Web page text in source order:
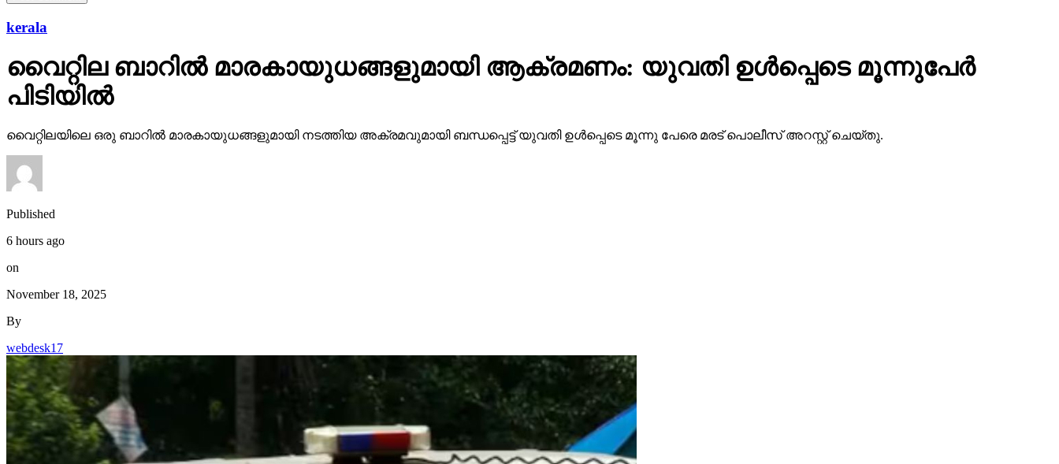
kerala
വൈറ്റില ബാറില്‍ മാരകായുധങ്ങളുമായി ആക്രമണം: യുവതി ഉള്‍പ്പെടെ മൂന്നുപേര്‍
പിടിയില്‍
വൈറ്റിലയിലെ ഒരു ബാറില്‍ മാരകായുധങ്ങളുമായി നടത്തിയ അക്രമവുമായി ബന്ധപ്പെട്ട് യുവതി ഉള്‍പ്പെടെ മൂന്നു പേരെ മരട് പൊലീസ് അറസ്റ്റ് ചെയ്തു.
Published
6 hours ago
on
November 18, 2025
By
webdesk17